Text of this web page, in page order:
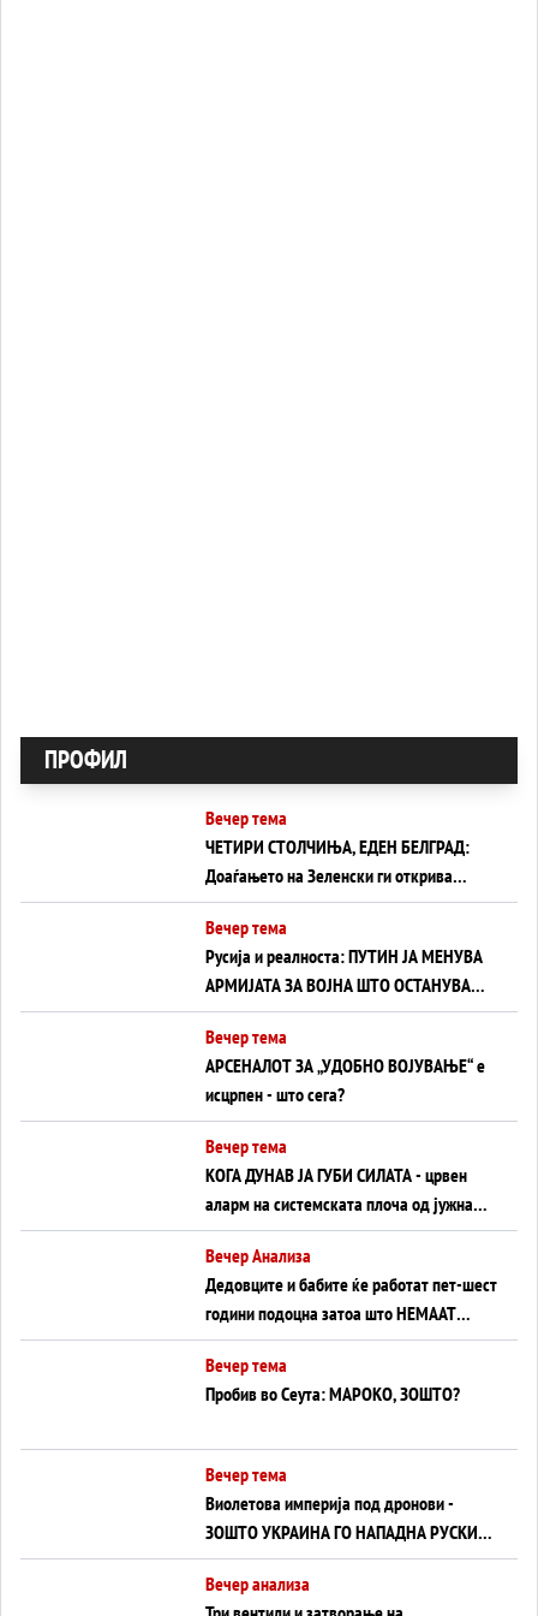
ПРОФИЛ
Вечер тема
ЧЕТИРИ СТОЛЧИЊА, ЕДЕН БЕЛГРАД:
Доаѓањето на Зеленски ги открива
тајните на политиката на балансирање
на Вучиќ
Вечер тема
Русија и реалноста: ПУТИН ЈА МЕНУВА
АРМИЈАТА ЗА ВОЈНА ШТО ОСТАНУВА
БЕЗ ФРОНТ
Вечер тема
АРСЕНАЛОТ ЗА „УДОБНО ВОЈУВАЊЕ“ е
исцрпен - што сега?
Вечер тема
КОГА ДУНАВ ЈА ГУБИ СИЛАТА - црвен
аларм на системската плоча од јужна
Германија до Црното Море...
Вечер Анализа
Дедовците и бабите ќе работат пет-шест
години подоцна затоа што НЕМААТ
ВНУЦИ ДА ГИ ЗАМЕНАТ
Вечер тема
Пробив во Сеута: МАРОКО, ЗОШТО?
Вечер тема
Виолетова империја под дронови -
ЗОШТО УКРАИНА ГО НАПАДНА РУСКИОТ
WILDBERRIES
Вечер анализа